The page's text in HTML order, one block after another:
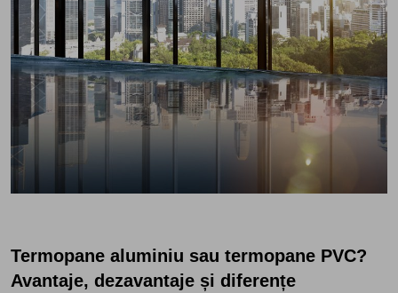
Termopane aluminiu sau termopane PVC?
Avantaje, dezavantaje și diferențe